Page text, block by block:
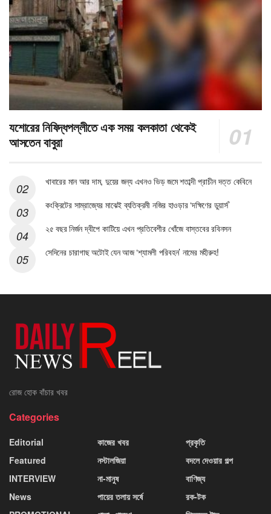
যশোরের নিষিদ্ধপল্লীতে এক সময় কলকাতা থেকেই
আসতেন বাবুরা
খাবারের মান আর দাম, দুয়ের জন্য এখনও ভিড় জমে শতাব্দী প্রাচীন দত্ত কেবিনে
কংক্রিটের সাম্রাজ্যের মাঝেই ব্যতিক্রমী নজির হাওড়ার ‘দক্ষিণের ডুয়ার্স’
২৫ বছর নির্জন দ্বীপে কাটিয়ে এখন প্রতিবেশীর খোঁজে বাস্তবের রবিনসন
সেদিনের চারাগাছ অটোই যেন আজ ‘শ্যামলী পরিবহন’ নামের মহীরুহ!
রোজ হোক বাঁচার খবর
Categories
Editorial
Featured
INTERVIEW
News
কাজের খবর
নস্টালজিয়া
না-মানুষ
পায়ের তলায় সর্ষে
প্রকৃতি
বদলে দেওয়ার গল্প
বাণিজ্য
রক-টক